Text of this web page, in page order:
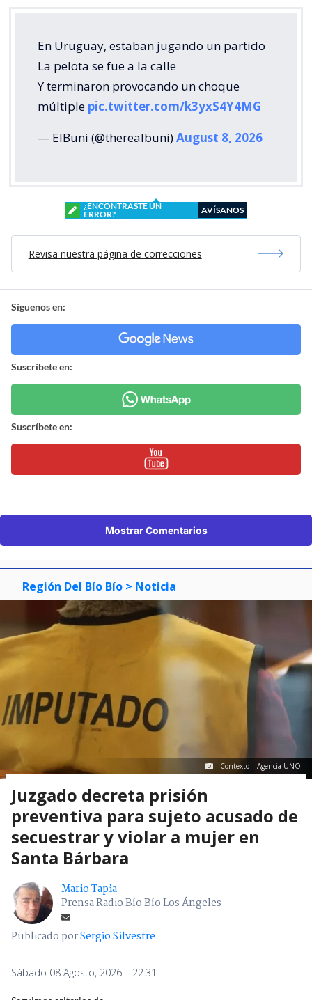
En Uruguay, estaban jugando un partido
La pelota se fue a la calle
Y terminaron provocando un choque
múltiple pic.twitter.com/k3yxS4Y4MG
— ElBuni (@therealbuni)August 8, 2026
¿ENCONTRASTE UN
ERROR?
AVÍSANOS
Revisa nuestra página de correcciones
Síguenos en:
Suscríbete en:
Suscríbete en:
Mostrar Comentarios
Región Del Bío Bío > Noticia
Contexto | Agencia UNO
Juzgado decreta prisión
preventiva para sujeto acusado de
secuestrar y violar a mujer en
Santa Bárbara
Mario Tapia
Prensa Radio Bío Bío Los Ángeles
Publicado porSergio Silvestre
Sábado 08 Agosto, 2026 | 22:31